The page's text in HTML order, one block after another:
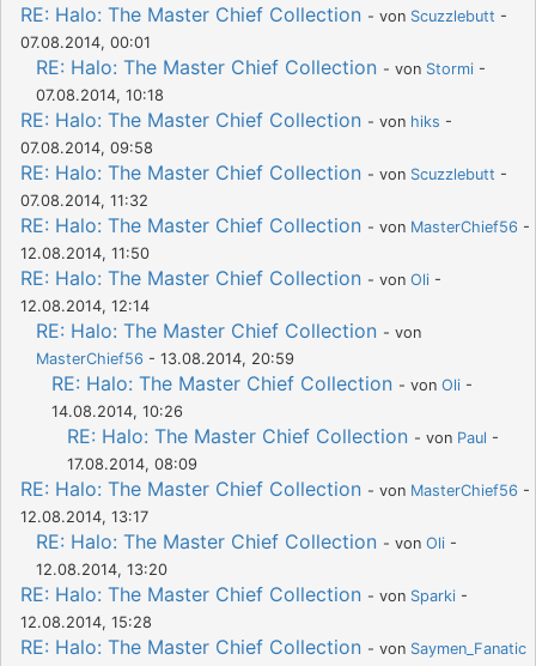
RE: Halo: The Master Chief Collection - von Scuzzlebutt -
07.08.2014, 00:01
RE: Halo: The Master Chief Collection - von Stormi -
07.08.2014, 10:18
RE: Halo: The Master Chief Collection - von hiks -
07.08.2014, 09:58
RE: Halo: The Master Chief Collection - von Scuzzlebutt -
07.08.2014, 11:32
RE: Halo: The Master Chief Collection - von MasterChief56 -
12.08.2014, 11:50
RE: Halo: The Master Chief Collection - von Oli -
12.08.2014, 12:14
RE: Halo: The Master Chief Collection - von
MasterChief56 - 13.08.2014, 20:59
RE: Halo: The Master Chief Collection - von Oli -
14.08.2014, 10:26
RE: Halo: The Master Chief Collection - von Paul -
17.08.2014, 08:09
RE: Halo: The Master Chief Collection - von MasterChief56 -
12.08.2014, 13:17
RE: Halo: The Master Chief Collection - von Oli -
12.08.2014, 13:20
RE: Halo: The Master Chief Collection - von Sparki -
12.08.2014, 15:28
RE: Halo: The Master Chief Collection - von Saymen_Fanatic